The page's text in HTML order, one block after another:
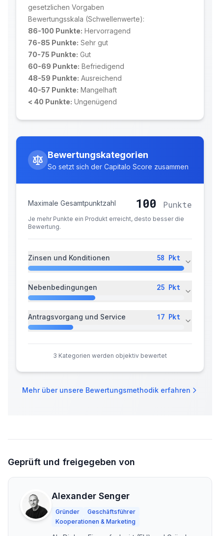
gesetzlichen Vorgaben
Bewertungsskala (Schwellenwerte):
86-100 Punkte: Hervorragend
76-85 Punkte: Sehr gut
70-75 Punkte: Gut
60-69 Punkte: Befriedigend
48-59 Punkte: Ausreichend
40-57 Punkte: Mangelhaft
< 40 Punkte: Ungenügend
Bewertungskategorien
So setzt sich der Capitalo Score zusammen
Maximale Gesamtpunktzahl 100 Punkte
Je mehr Punkte ein Produkt erreicht, desto besser die
Bewertung.
Zinsen und Konditionen 58 Pkt
Nebenbedingungen 25 Pkt
Antragsvorgang und Service 17 Pkt
3 Kategorien werden objektiv bewertet
Mehr über unsere Bewertungsmethodik erfahren
Geprüft und freigegeben von
Alexander Senger
Gründer
Geschäftsführer
Kooperationen & Marketing